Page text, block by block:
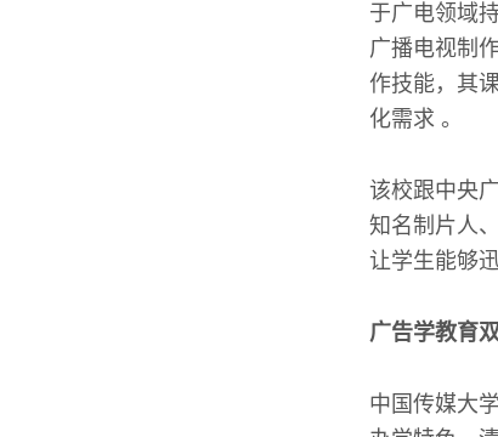
于广电领域
广播电视制
作技能，其
化需求 。
该校跟中央
知名制片人
让学生能够
广告学教育
中国传媒大